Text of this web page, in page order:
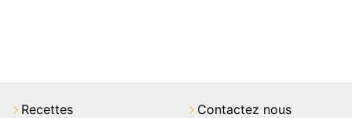
Recettes Contactez nous